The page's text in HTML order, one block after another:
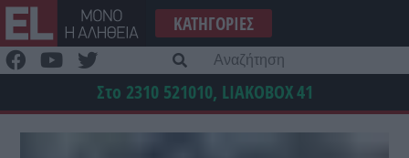
Μετάβαση
στο
περιεχόμενο
ΚΑΤΗΓΟΡΊΕΣ
Στο 2310 521010, LIAKOBOX41